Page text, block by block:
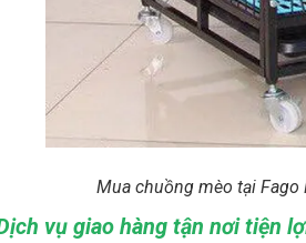
Mua chuồng mèo tại Fago
vụ giao hàng tận nơi tiện